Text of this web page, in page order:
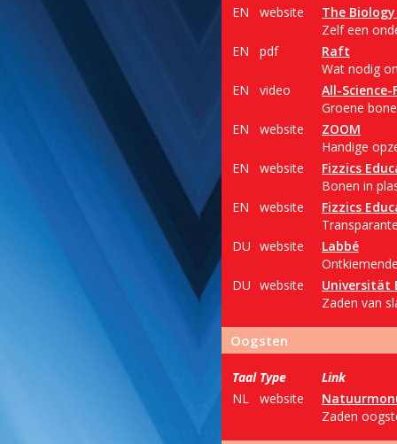
EN
website
The
Zelf een
EN
pdf
Raft
Wat nodig
EN
video
All-Science-
Groene
EN
website
ZOOM
Handige
EN
website
Fizzics
Bonen in
EN
website
Fizzics
DU website
Labbé
DU website
Universität
Zaden van
Oogsten
Taal Type
Link
NL
website
Zaden